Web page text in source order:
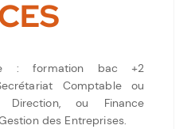
: formation bac +2
Comptable ou
Direction, ou Finance
des Entreprises.